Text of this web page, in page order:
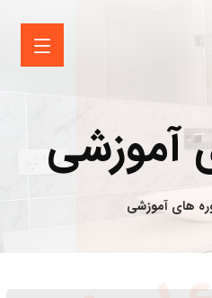
آموزشی
های آموزشی